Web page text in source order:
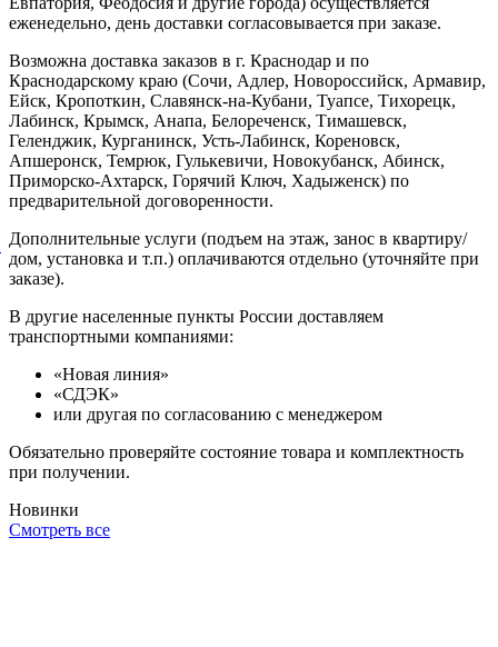
еженедельно, день доставки согласовывается при заказе.
Возможна доставка заказов в г. Краснодар и по
Краснодарскому краю (Сочи, Адлер, Новороссийск, Армавир,
Ейск, Кропоткин, Славянск-на-Кубани, Туапсе, Тихорецк,
Лабинск, Крымск, Анапа, Белореченск, Тимашевск,
Геленджик, Курганинск, Усть-Лабинск, Кореновск,
Апшеронск, Темрюк, Гулькевичи, Новокубанск, Абинск,
Приморско-Ахтарск, Горячий Ключ, Хадыженск) по
предварительной договоренности.
Дополнительные услуги (подъем на этаж, занос в квартиру/
дом, установка и т.п.) оплачиваются отдельно (уточняйте при
заказе).
В другие населенные пункты России доставляем
транспортными компаниями:
«Новая линия»
«СДЭК»
или другая по согласованию с менеджером
Обязательно проверяйте состояние товара и комплектность
при получении.
Новинки
Смотреть все